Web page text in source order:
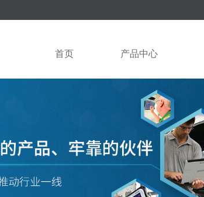
首页 产品中心